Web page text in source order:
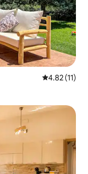
คะแนนเฉลี่ย
4.82 (11)